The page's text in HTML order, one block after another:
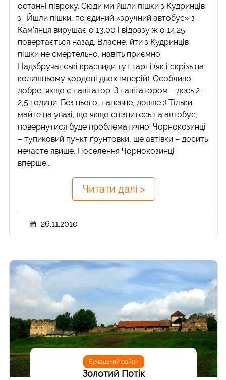
останні півроку. Сюди ми йшли пішки з Кудринців
з . Йшли пішки, по єдиний «зручний автобус» з
Кам’янця вирушає о 13.00 і відразу ж о 14.25
повертається назад. Власне, йти з Кудринців
пішки не смертельно, навіть приємно.
Надзбручанські краєвиди тут гарні (як і скрізь на
колишньому кордоні двох імперій). Особливо
добре, якщо є навігатор. З навігатором – десь 2 –
2,5 години. Без нього, напевне, довше :) Тільки
майте на увазі, що якщо спізнитесь на автобус,
повернутися буде проблематично: Чорнокозинці
– тупиковий пункт ґрунтовки, ще автівки – досить
нечасте явище. Поселення Чорнокозинці
вперше...
Читати далі >
26.11.2010
Бучацький район
Золотий Потік